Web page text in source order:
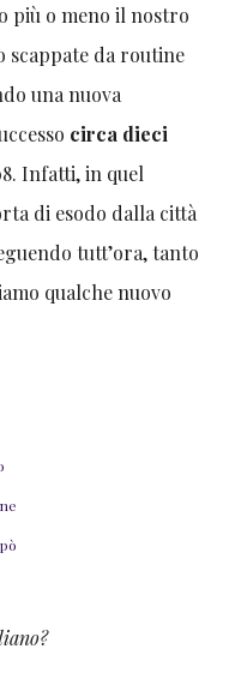
più o meno il nostro
scappate da routine
una nuova
circa dieci
Infatti, in quel
di esodo dalla città
tutt’ora, tanto
qualche nuovo